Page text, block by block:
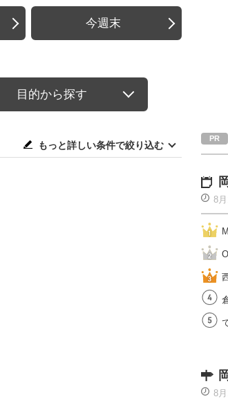
今週末
目的から探す
もっと詳しい条件で絞り込む
8
8